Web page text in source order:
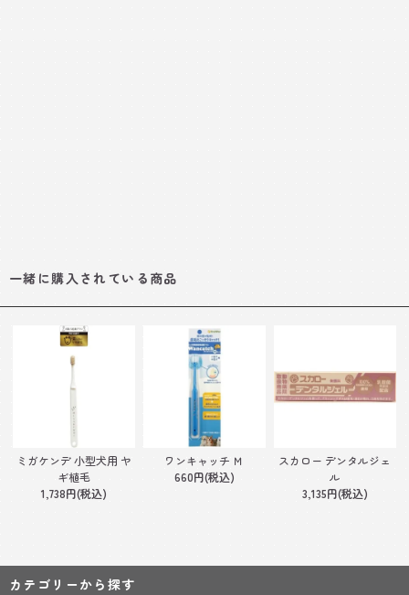
一緒に購入されている商品
ミガケンデ 小型犬用 ヤ
ギ植毛
1,738円(税込)
ワンキャッチ Ｍ
660円(税込)
スカロー デンタルジェ
ル
3,135円(税込)
カテゴリーから探す